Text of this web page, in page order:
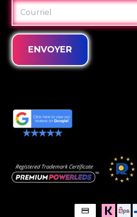
COURRIEL
ENVOYER